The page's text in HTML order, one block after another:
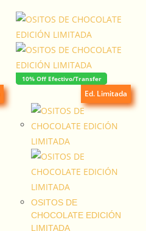
10% Off Efectivo/Transfer
Ed. Limitada
OSITOS DE
CHOCOLATE EDICIÓN
LIMITADA